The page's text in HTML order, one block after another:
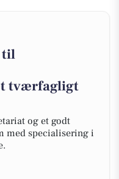
til
tværfagligt
og et godt
med specialisering i